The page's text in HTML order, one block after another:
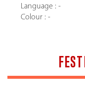
Language : -
Colour : -